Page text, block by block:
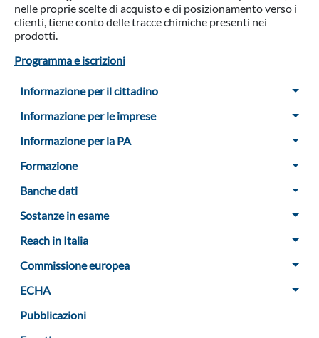
nelle proprie scelte di acquisto e di posizionamento verso i
clienti, tiene conto delle tracce chimiche presenti nei
prodotti.
Programma e iscrizioni
Menu Sidebar
Informazione per il cittadino
Informazione per le imprese
Informazione per la PA
Formazione
Banche dati
Sostanze in esame
Reach in Italia
Commissione europea
ECHA
Pubblicazioni